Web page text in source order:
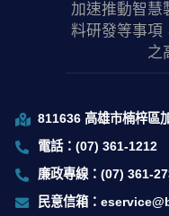
加速推動智慧
料研發等事項
之
811636 高雄市楠梓區
電話：(07) 361-1212
廉政專線：(07) 361-
民意信箱：